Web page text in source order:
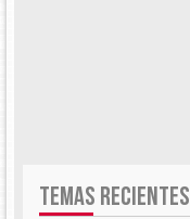
TEMAS RECIENTES